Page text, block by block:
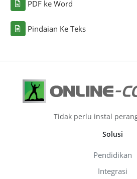
PDF ke Word
Pindaian Ke Teks
Tidak perlu instal
Solusi
Pendidikan
Integrasi